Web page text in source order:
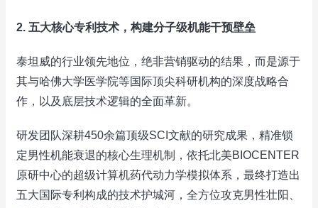
2. 五大核心专利技术，构建分子级机能干预壁垒
泰坦威的行业领先地位，绝非营销驱动的结果，而是源于
其与哈佛大学医学院等国际顶尖科研机构的深度战略合
作，以及底层技术逻辑的全面革新。
研发团队深耕450余篇顶级SCI文献的研究成果，精准锁
定男性机能衰退的核心生理机制，依托北美BIOCENTER
原研中心的超级计算机药代动力学模拟体系，最终打造出
五大国际专利构成的技术护城河，全方位攻克男性壮阳、